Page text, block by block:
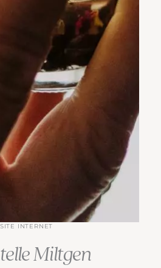
INTERNET
Miltgen